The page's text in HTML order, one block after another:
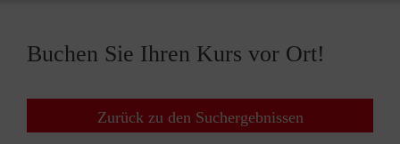
Buchen Sie Ihren Kurs vor Ort!
Zurück zu den Suchergebnissen